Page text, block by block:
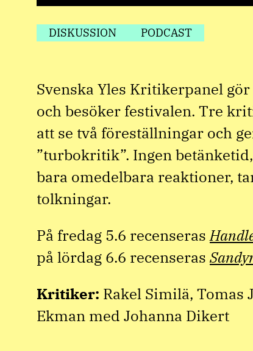
DISKUSSION PODCAST
Svenska Yles Kritikerpanel
och besöker festivalen. Tre
att se två föreställningar och
”turbokritik”. Ingen
bara omedelbara reaktioner,
tolkningar.
På fredag 5.6 recenseras
på lördag 6.6 recenseras
Kritiker: Rakel Similä, Tomas
Ekman med Johanna Dikert